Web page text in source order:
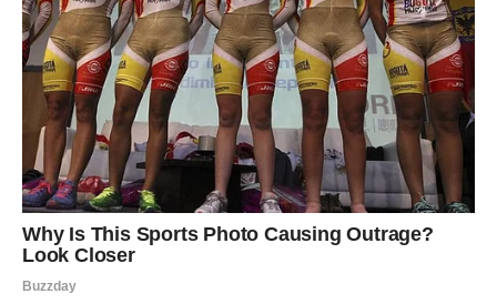
Jarčevi konačno ulaze u mnogo stabilniji i sigurniji period
života.
Poslije mnogo rada i odricanja dolazi osjećaj zadovoljstva
i velikog uspjeha.
Život vam vraća ravnotežu i mir
Do kraja 2026. mogli biste ostvariti finansijsku sigurnost
kakvu dugo priželjkujete.